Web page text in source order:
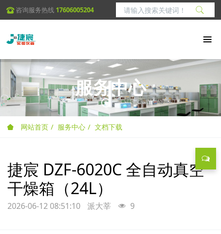
咨询服务热线 17606005204
服务中心
网站首页 服务中心 文档下载
捷宸 DZF-6020C 全自动真空
干燥箱（24L）
2026-06-12 08:51:10 派大莘 9